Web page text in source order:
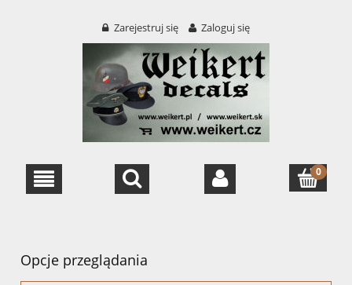
Zarejestruj się Zaloguj się
Opcje przeglądania